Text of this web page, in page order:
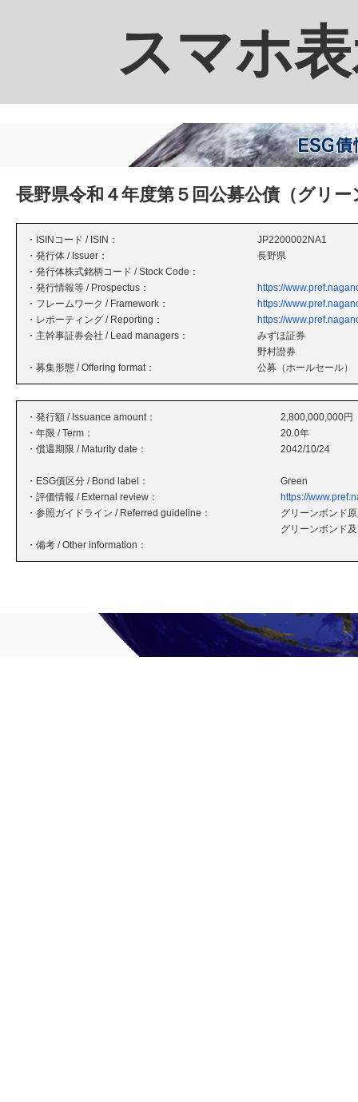
スマホ
長野県令和４年度第５回公募公債（グリ
・ISINコード / ISIN：
JP2200002NA1
・発行体 / Issuer：
長野県
・発行体株式銘柄コード / Stock Code：
・発行情報等 / Prospectus：
https://
・フレームワーク / Framework：
https://
・レポーティング / Reporting：
https://
・主幹事証券会社 / Lead managers：
みずほ証券
野村證券
・募集形態 / Offering format：
公募（ホールセール）
・発行額 / Issuance amount：
2,800,000,000円
・年限 / Term：
20.0年
・償還期限 / Maturity date：
2042/10/24
・ESG債区分 / Bond label：
Green
・評価情報 / External review：
https://
・参照ガイドライン / Referred guideline：
グリーンボンド
グリーンボンド
・備考 / Other information：